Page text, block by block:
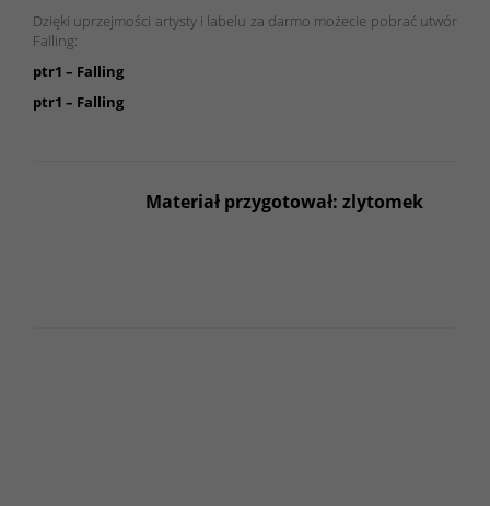
Dzięki uprzejmości artysty i labelu za darmo możecie pobrać utwór
Falling:
ptr1 – Falling
ptr1 – Falling
Materiał przygotował: zlytomek